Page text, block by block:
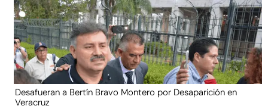
Desafueran a Bertín Bravo Montero por Desaparición en
Veracruz